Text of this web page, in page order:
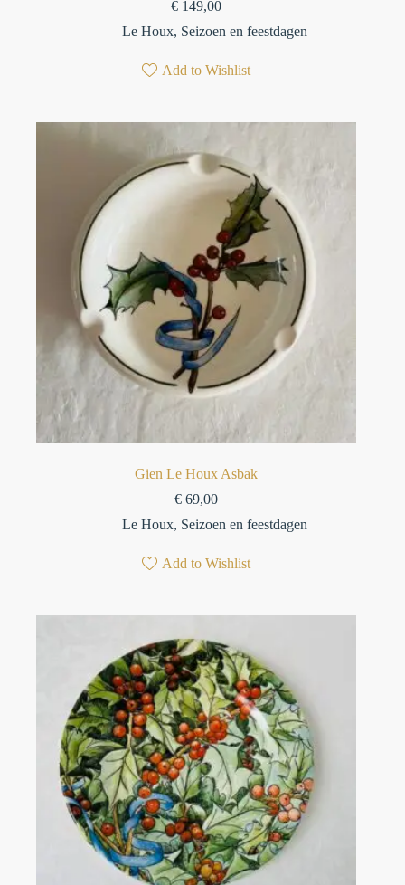
€ 149,00
Le Houx, Seizoen en feestdagen
Add to Wishlist
Gien Le Houx Asbak
€ 69,00
Le Houx, Seizoen en feestdagen
Add to Wishlist